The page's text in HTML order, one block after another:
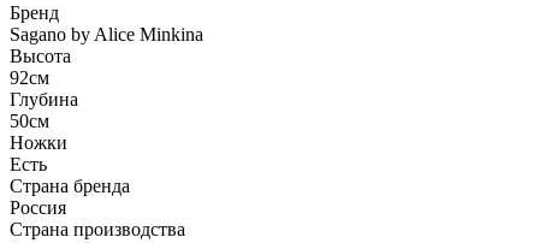
Бренд
Sagano by Alice Minkina
Высота
92см
Глубина
50см
Ножки
Есть
Страна бренда
Россия
Страна производства